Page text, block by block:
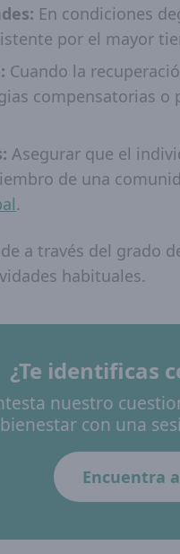
En condiciones
por el mayor
Cuando la
compensatorias
Asegurar que el
de una
.
a través del grado
habituales.
¿Te identificas
nuestro
bienestar con una
Encuentra